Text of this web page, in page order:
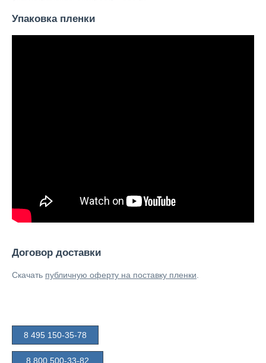
Упаковка пленки
Договор доставки
Скачать публичную оферту на поставку пленки
8 495 150-35-78
8 800 500-33-82